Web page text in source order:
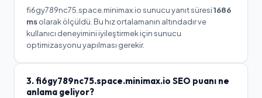
fi6gy789nc75.space.minimax.iosunucu yanıt süresi1686
msolarak ölçüldü. Bu hız ortalamanın altındadır ve
kullanıcı deneyimini iyileştirmek için sunucu
optimizasyonu yapılması gerekir.
3.fi6gy789nc75.space.minimax.io SEO puanı ne
anlama geliyor?